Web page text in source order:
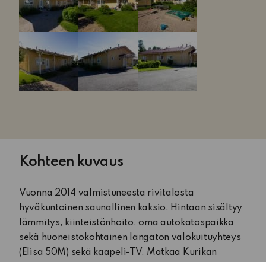
Kohteen kuvaus
Vuonna 2014 valmistuneesta rivitalosta
hyväkuntoinen saunallinen kaksio. Hintaan sisältyy
lämmitys, kiinteistönhoito, oma autokatospaikka
sekä huoneistokohtainen langaton valokuituyhteys
(Elisa 50M) sekä kaapeli-TV. Matkaa Kurikan